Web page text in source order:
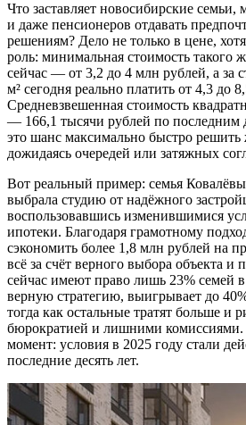
Что заставляет новосибирские семьи,
и даже пенсионеров отдавать
решениям? Дело не только в цене,
роль: минимальная стоимость такого
сейчас — от 3,2 до 4 млн рублей, а за
м² сегодня реально платить от 4,3 до
Средневзвешенная стоимость
— 166,1 тысячи рублей по
это шанс максимально быстро
дожидаясь очередей или затяжных
Вот реальный пример: семья
выбрала студию от надёжного
воспользовавшись изменившимися
ипотеки. Благодаря грамотному
сэкономить более 1,8 млн рублей на
всё за счёт верного выбора объекта
сейчас имеют право лишь 23% семей
верную стратегию, выигрывает до
тогда как остальные тратят больше и
бюрократией и лишними комиссиями.
момент: условия в 2025 году стали
последние десять лет.